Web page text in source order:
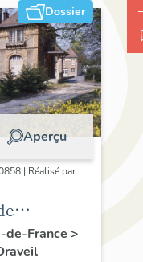
Dossier
Aperçu
| Réalisé par
de-France >